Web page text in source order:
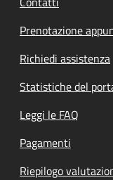
Prenotazione
Richiedi assistenza
Statistiche del
Leggi le FAQ
Pagamenti
Riepilogo